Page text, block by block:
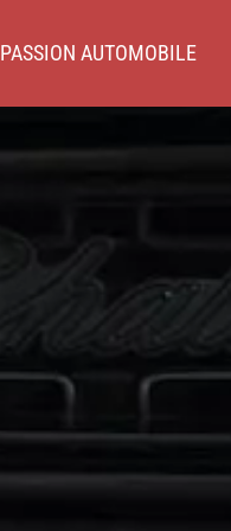
PASSION AUTOMOBILE